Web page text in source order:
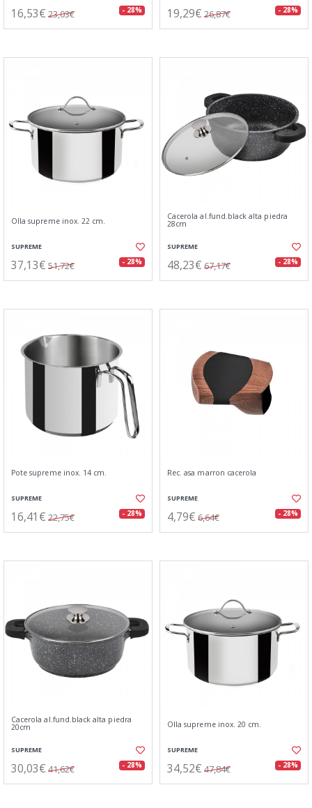
16,53€ 23,03€ - 28% 19,29€ 26,87€ - 28%
Olla supreme inox. 22 cm.
SUPREME
37,13€ 51,72€ - 28%
Cacerola al.fund.black alta piedra
28cm
SUPREME
48,23€ 67,17€ - 28%
Pote supreme inox. 14 cm.
SUPREME
16,41€ 22,75€ - 28%
Rec. asa marron cacerola
SUPREME
4,79€ 6,64€ - 28%
Cacerola al.fund.black alta piedra
20cm
SUPREME
30,03€ 41,62€ - 28%
Olla supreme inox. 20 cm.
SUPREME
34,52€ 47,84€ - 28%